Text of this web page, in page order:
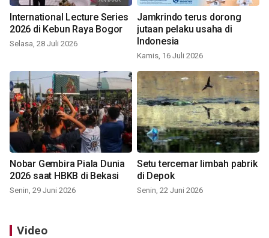
International Lecture Series
2026 di Kebun Raya Bogor
Selasa, 28 Juli 2026
Jamkrindo terus dorong
jutaan pelaku usaha di
Indonesia
Kamis, 16 Juli 2026
Nobar Gembira Piala Dunia
2026 saat HBKB di Bekasi
Senin, 29 Juni 2026
Setu tercemar limbah pabrik
di Depok
Senin, 22 Juni 2026
Video